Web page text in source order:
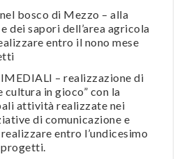
bosco di Mezzo – alla
dei sapori dell’area agricola
entro il nono mese
– realizzazione di
cultura in gioco” con la
attività realizzate nei
di comunicazione e
entro l’undicesimo
progetti.